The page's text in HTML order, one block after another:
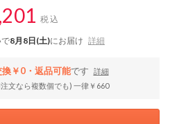
税込
8月8日(土)にお届け 詳細
￥0・返品可能です
詳細
文なら複数個でも) 一律￥660